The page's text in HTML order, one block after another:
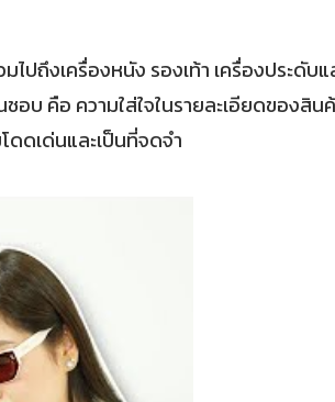
ปถึงเครื่องหนัง รองเท้า เครื่องประดับแ
คือ ความใส่ใจในรายละเอียดของสิน
ดเด่นและเป็นที่จดจำ